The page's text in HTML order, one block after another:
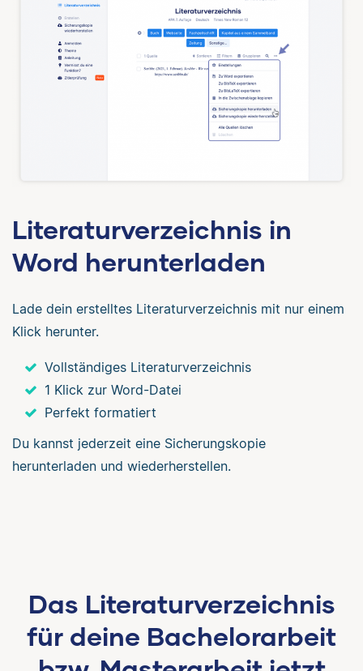
Literaturverzeichnis in
Word herunterladen
Lade dein erstelltes Literaturverzeichnis mit nur einem
Klick herunter.
Vollständiges Literaturverzeichnis
1 Klick zur Word-Datei
Perfekt formatiert
Du kannst jederzeit eine Sicherungskopie
herunterladen und wiederherstellen.
Das Literaturverzeichnis
für deine Bachelorarbeit